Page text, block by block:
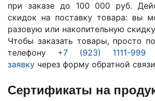
при заказе до 100 000 руб.
скидок на поставку товара: вы
разовую или накопительную
Чтобы заказать товары, просто
телефону
+7 (923) 1111-999
заявку через форму обратной
Сертификаты на